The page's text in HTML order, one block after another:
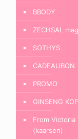
BBODY
ZECHSAL
SOTHYS
CADEAUBON
PROMO
GINSENG
From Victoria
(kaarsen)